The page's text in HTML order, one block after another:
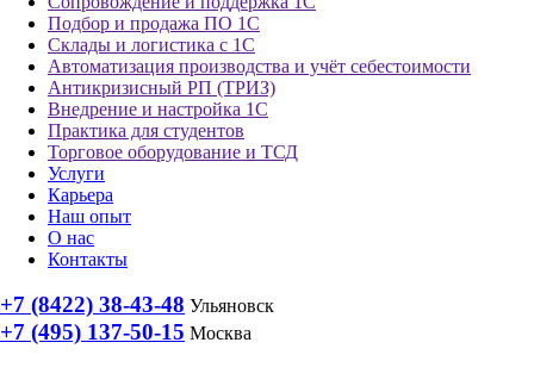
Подбор и продажа ПО 1С
Склады и логистика с 1С
Автоматизация производства и учёт себестоимости
Антикризисный РП (ТРИЗ)
Внедрение и настройка 1С
Практика для студентов
Торговое оборудование и ТСД
Услуги
Карьера
Наш опыт
О нас
Контакты
+7 (8422) 38-43-48 Ульяновск
+7 (495) 137-50-15 Москва